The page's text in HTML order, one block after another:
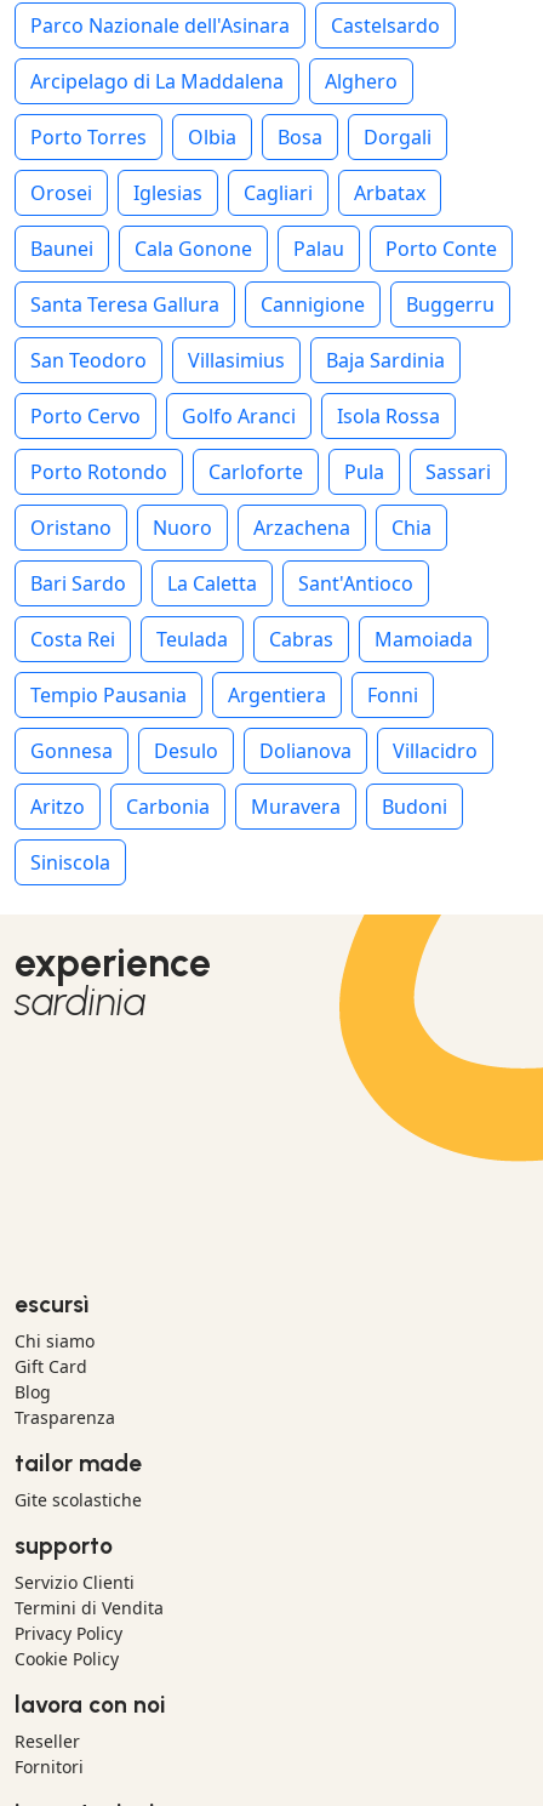
Parco Nazionale dell'Asinara Castelsardo
Arcipelago di La Maddalena Alghero
Porto Torres Olbia Bosa Dorgali
Orosei Iglesias Cagliari Arbatax
Baunei Cala Gonone Palau Porto Conte
Santa Teresa Gallura Cannigione Buggerru
San Teodoro Villasimius Baja Sardinia
Porto Cervo Golfo Aranci Isola Rossa
Porto Rotondo Carloforte Pula Sassari
Oristano Nuoro Arzachena Chia
Bari Sardo La Caletta Sant'Antioco
Costa Rei Teulada Cabras Mamoiada
Tempio Pausania Argentiera Fonni
Gonnesa Desulo Dolianova Villacidro
Aritzo Carbonia Muravera Budoni
Siniscola
experience
sardinia
escursì
Chi siamo
Gift Card
Blog
Trasparenza
tailor made
Gite scolastiche
supporto
Servizio Clienti
Termini di Vendita
Privacy Policy
Cookie Policy
lavora con noi
Reseller
Fornitori